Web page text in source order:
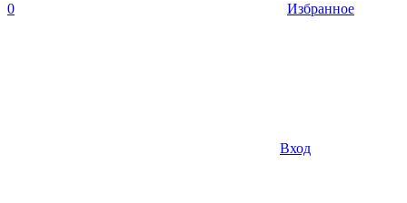
0 Избранное
Вход